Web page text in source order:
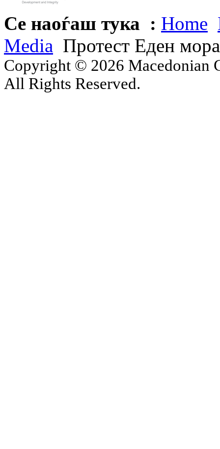
Се наоѓаш тука : Home
Media Протест Еден
Copyright © 2026 Macedonian
All Rights Reserved.